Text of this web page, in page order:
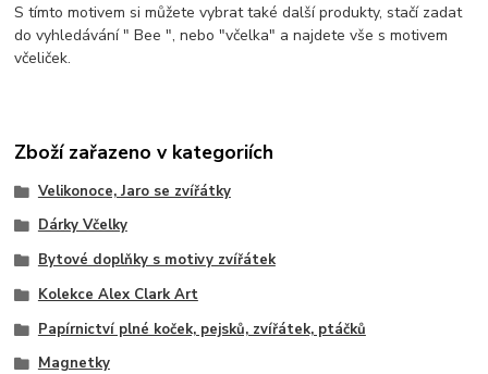
S tímto motivem si můžete vybrat také další produkty, stačí zadat
do vyhledávání " Bee ", nebo "včelka" a najdete vše s motivem
včeliček.
Zboží zařazeno v kategoriích
Velikonoce, Jaro se zvířátky
Dárky Včelky
Bytové doplňky s motivy zvířátek
Kolekce Alex Clark Art
Papírnictví plné koček, pejsků, zvířátek, ptáčků
Magnetky